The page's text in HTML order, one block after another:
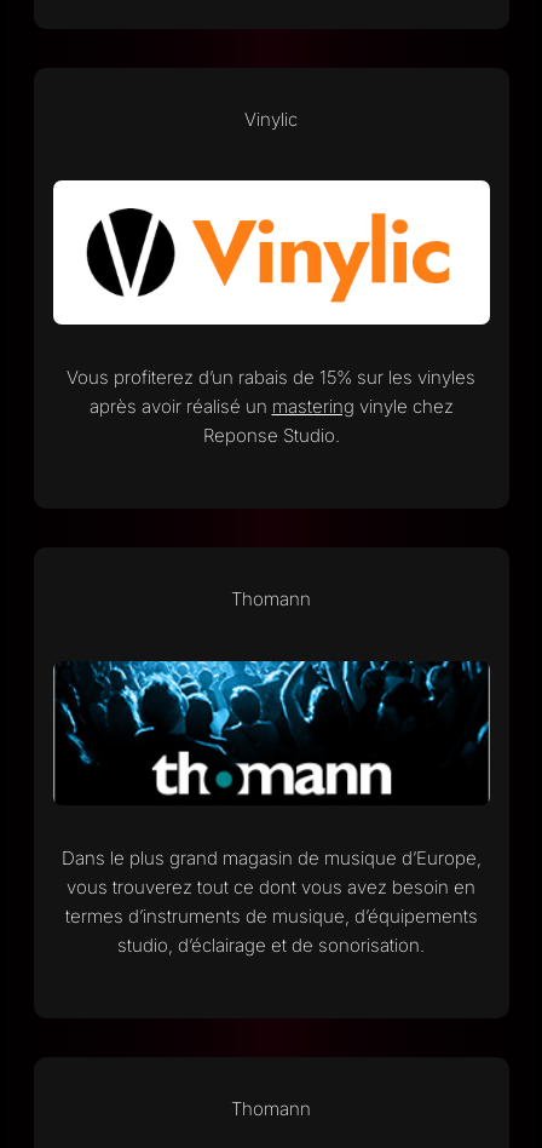
Vinylic
Vous profiterez d’un rabais de 15% sur les vinyles
après avoir réalisé un mastering vinyle chez
Reponse Studio.
Thomann
Dans le plus grand magasin de musique d’Europe,
vous trouverez tout ce dont vous avez besoin en
termes d’instruments de musique, d’équipements
studio, d’éclairage et de sonorisation.
Thomann